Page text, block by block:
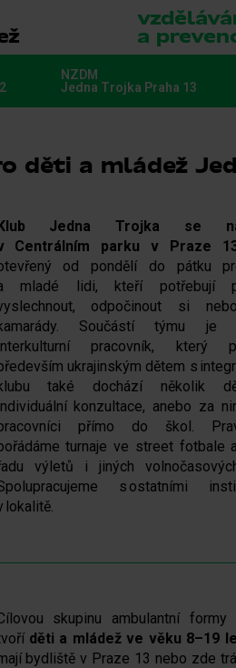
a
NZDM
Jedna Trojka Praha 13
děti a mládež
Jedna Trojka se
Centrálním parku v Praze
od pondělí do pátku
mladé lidi, kteří potřebují
odpočinout si
Součástí týmu je
pracovník, který
ukrajinským dětem s
také dochází několik
konzultace, anebo za
přímo do škol.
turnaje ve street fotbale
výletů i jiných
s ostatními
lokalitě.
skupinu ambulantní formy
děti a mládež ve věku 8–19
bydliště v Praze 13 nebo zde